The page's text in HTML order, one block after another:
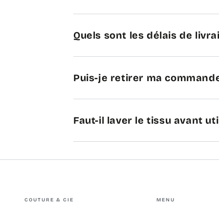
Quels sont les délais de
Puis-je retirer ma
Faut-il laver le tissu avant
COUTURE & CIE MENU